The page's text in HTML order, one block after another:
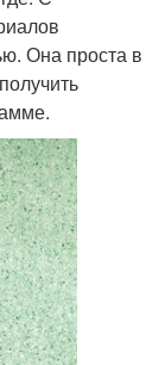
Она проста в